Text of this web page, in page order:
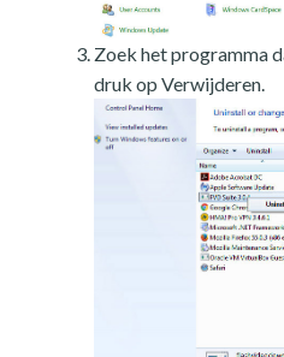
Zoek het programma
druk op Verwijderen.